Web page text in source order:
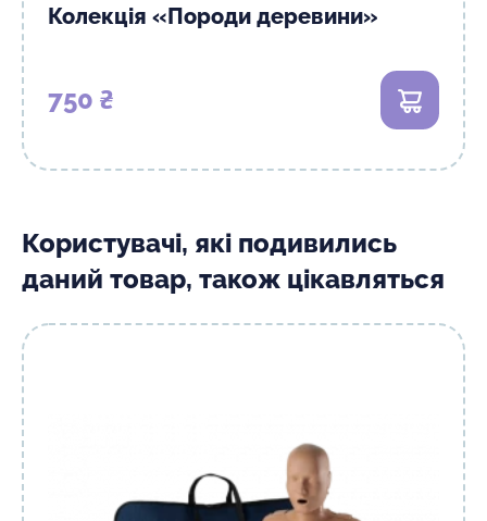
Колекція «Породи деревини»
750 ₴ В кошик
Користувачі, які подивились
даний товар, також цікавляться